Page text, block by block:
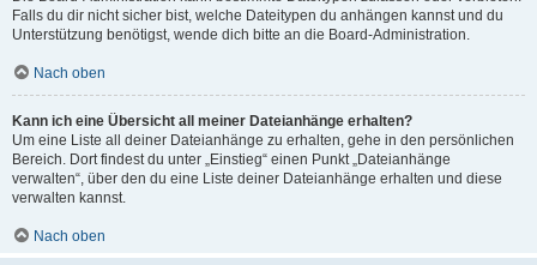
Falls du dir nicht sicher bist, welche Dateitypen du anhängen kannst und du
Unterstützung benötigst, wende dich bitte an die Board-Administration.
Nach oben
Kann ich eine Übersicht all meiner Dateianhänge erhalten?
Um eine Liste all deiner Dateianhänge zu erhalten, gehe in den persönlichen
Bereich. Dort findest du unter „Einstieg“ einen Punkt „Dateianhänge
verwalten“, über den du eine Liste deiner Dateianhänge erhalten und diese
verwalten kannst.
Nach oben